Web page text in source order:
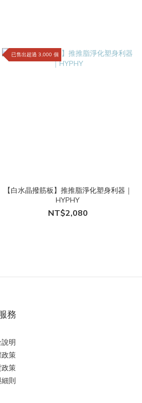
已售出超過 3,000 個
【白水晶撥筋板】推推脂淨化塑身利器｜
HYPHY
NT$2,080
務
明
策
策
則